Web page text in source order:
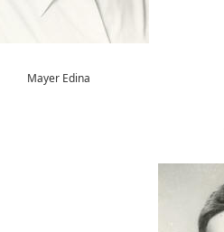
Mayer Edina